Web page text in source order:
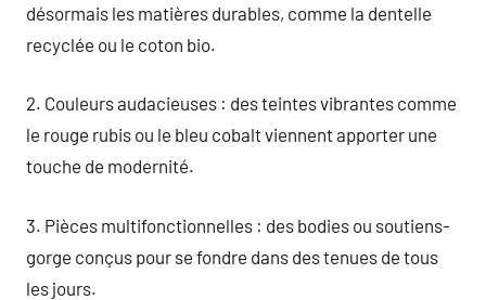
désormais les matières durables, comme la dentelle
recyclée ou le coton bio.
2. Couleurs audacieuses : des teintes vibrantes comme
le rouge rubis ou le bleu cobalt viennent apporter une
touche de modernité.
3. Pièces multifonctionnelles : des bodies ou soutiens-
gorge conçus pour se fondre dans des tenues de tous
les jours.